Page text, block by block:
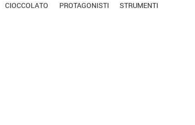
CIOCCOLATO PROTAGONISTI STRUMENTI